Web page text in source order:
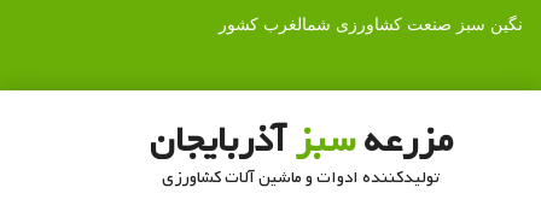
نگین سبز صنعت کشاورزی شمالغرب کشور
مزرعهسبزآذربایجان
تولیدکننده ادوات و ماشین آلات کشاورزی